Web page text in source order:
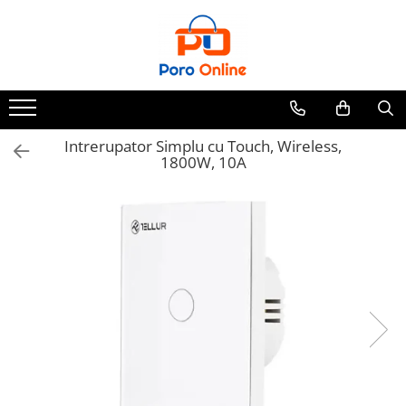
Clone
Parfum Barbati
Parfum FemeiIntrerupator Simplu cu Touch, Wireless,
1800W, 10A